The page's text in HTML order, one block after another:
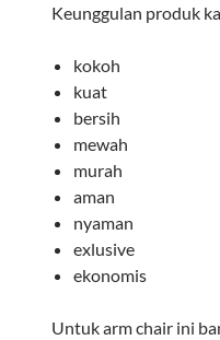
Keunggulan produk
kokoh
kuat
bersih
mewah
murah
aman
nyaman
exlusive
ekonomis
Untuk arm chair ini